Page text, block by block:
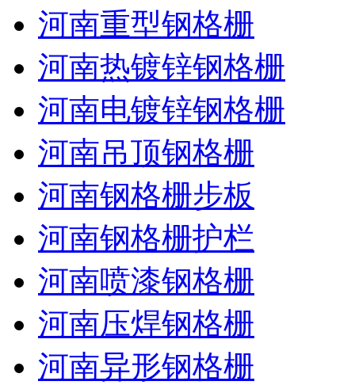
河南重型钢格栅
河南热镀锌钢格栅
河南电镀锌钢格栅
河南吊顶钢格栅
河南钢格栅步板
河南钢格栅护栏
河南喷漆钢格栅
河南压焊钢格栅
河南异形钢格栅